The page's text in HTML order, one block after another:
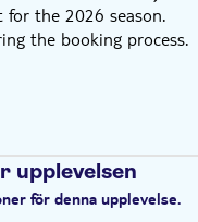
the 2026 season.
the booking process.
upplevelsen
för denna upplevelse.